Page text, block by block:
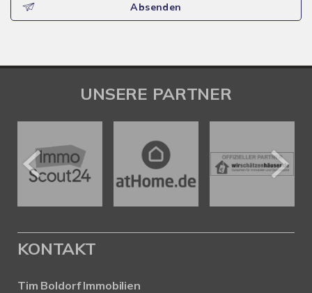
Absenden
UNSERE PARTNER
KONTAKT
Tim Boldorf Immobilien